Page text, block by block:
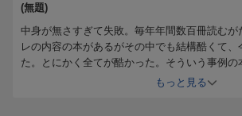
(無題)
中身が無さすぎて失敗。毎年年間数百冊読むが
レの内容の本があるがその中でも結構酷くて、
た。とにかく全てが酷かった。そういう事例の
はわかりやすくて良いがそれなら中古で良い。
もっと見る